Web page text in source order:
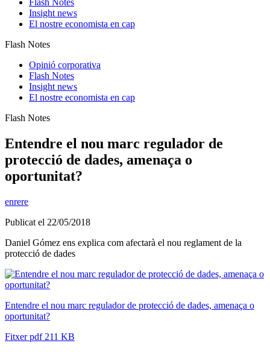
Flash Notes
Insight news
El nostre economista en cap
Flash Notes
Opinió corporativa
Flash Notes
Insight news
El nostre economista en cap
Flash Notes
Entendre el nou marc regulador de
protecció de dades, amenaça o
oportunitat?
enrere
Publicat el 22/05/2018
Daniel Gómez ens explica com afectarà el nou reglament de la
protecció de dades
Entendre el nou marc regulador de protecció de dades, amenaça o
oportunitat?
Fitxer pdf 211 KB